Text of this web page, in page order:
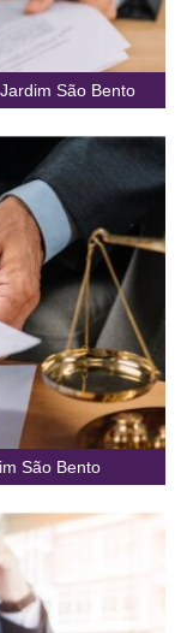
São Bento
São Bento